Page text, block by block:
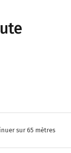
sur 65 mètres